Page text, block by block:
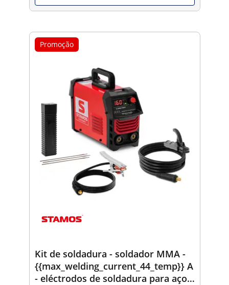
Promoção
Kit de soldadura - soldador MMA -
{{max_welding_current_44_temp}} A
- eléctrodos de soldadura para aço -